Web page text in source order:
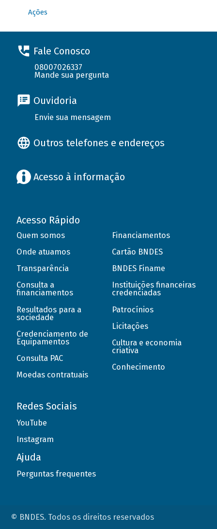
Ações
Fale Conosco
08007026337
Mande sua pergunta
Ouvidoria
Envie sua mensagem
Outros telefones e endereços
Acesso à informação
Acesso Rápido
Quem somos
Onde atuamos
Transparência
Consulta a
financiamentos
Resultados para a
sociedade
Credenciamento de
Equipamentos
Consulta PAC
Moedas contratuais
Financiamentos
Cartão BNDES
BNDES Finame
Instituições financeiras
credenciadas
Patrocínios
Licitações
Cultura e economia
criativa
Conhecimento
Redes Sociais
YouTube
Instagram
Ajuda
Perguntas frequentes
© BNDES. Todos os direitos reservados